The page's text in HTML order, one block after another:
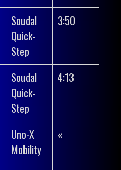
Soudal
Quick-
Step
3:50
Soudal
Quick-
Step
4:13
Uno-X
Mobility
«